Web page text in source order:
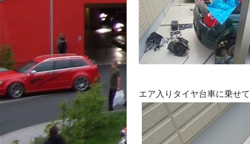
エア入りタイヤ台車に乗せて